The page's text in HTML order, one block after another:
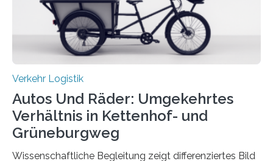
Verkehr Logistik
Autos Und Räder: Umgekehrtes
Verhältnis in Kettenhof- und
Grüneburgweg
Wissenschaftliche Begleitung zeigt differenziertes Bild